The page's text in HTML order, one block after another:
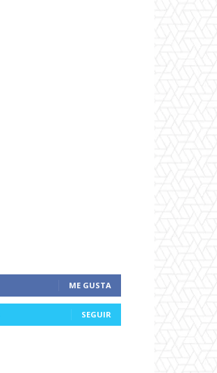
ME GUSTA
SEGUIR